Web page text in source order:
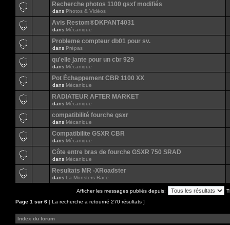
Recherche photos 1100 gsxf modifiés
dans Photos & Vidéos
Avis Restom®DKPANT4031
dans Mécanique
Probleme compteur db01 pour sv.
dans Prépas
qu'elle jante pour un cbr 929
dans Mécanique
Pot Échappement CBR 1100 XX
dans Mécanique
RADIATEUR AFTER MARKET
dans Mécanique
compatibilité fourche gsxr
dans Mécanique
Compatibilite GSXR CBR
dans Mécanique
Côte entre bras de fourche GSXR 750 SRAD
dans Mécanique
Resultats MR -XRoadster
dans La Monsters Race
Afficher les messages publiés depuis:
Page 1 sur 6 [ La recherche a retourné 270 résultats ]
Index du forum